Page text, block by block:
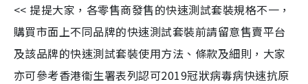
<< 提提大家，各零售商發售的快速測試套裝規格不一，
購買市面上不同品牌的快速測試套裝前請留意售賣平台
及該品牌的快速測試套裝使用方法、條款及細則，大家
亦可參考香港衞生署表列認可2019冠狀病毒病快速抗原